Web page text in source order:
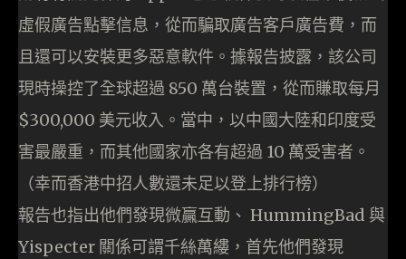
虛假廣告點擊信息，從而騙取廣告客戶廣告費，而
且還可以安裝更多惡意軟件。據報告披露，該公司
現時操控了全球超過 850 萬台裝置， 從而賺取每月
$300,000 美元收入。當中，以中國大陸和印度受
害最嚴重，而其他國家亦各有超過 10 萬受害者。
（幸而香港中招人數還未足以登上排行榜）
報告也指出他們發現微贏互動、 HummingBad 與
Yispecter 關係可謂千絲萬縷，首先他們發現